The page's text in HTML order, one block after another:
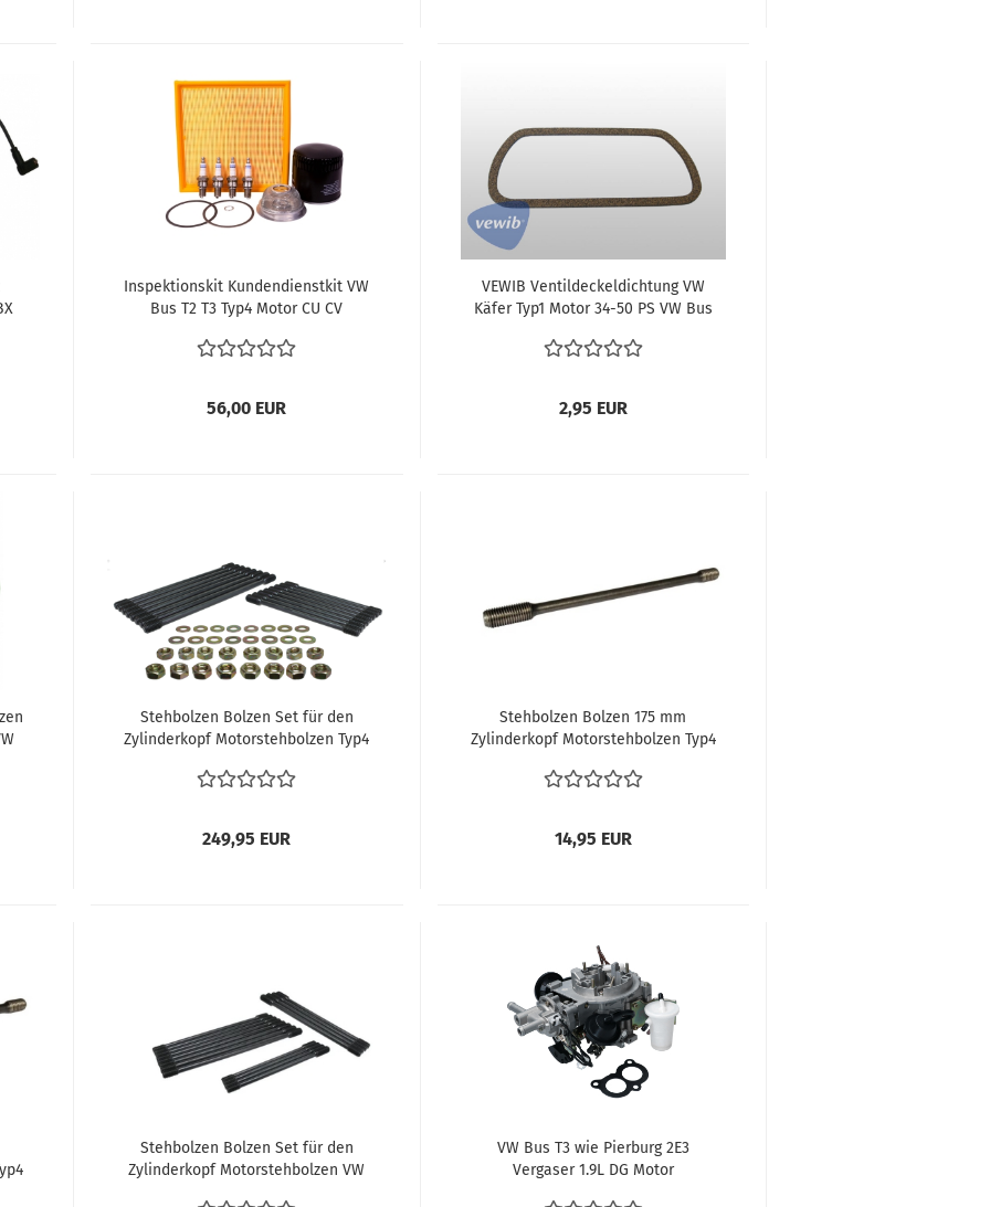
Inspektionskit Kundendienstkit VW
Bus T2 T3 Typ4 Motor CU CV
Ölfilter Ölsieb
56,00 EUR
VEWIB Ventildeckeldichtung VW
Käfer Typ1 Motor 34-50 PS VW Bus
2,95 EUR
Stehbolzen Bolzen Set für den
Zylinderkopf Motorstehbolzen Typ4
T2 1972-1979 Bus T3 1980-1983
249,95 EUR
Stehbolzen Bolzen 175 mm
Zylinderkopf Motorstehbolzen Typ4
T3 1980-1983 025101143
14,95 EUR
Stehbolzen Bolzen Set für den
Zylinderkopf Motorstehbolzen VW
VW Bus T3 wie Pierburg 2E3
Vergaser 1.9L DG Motor